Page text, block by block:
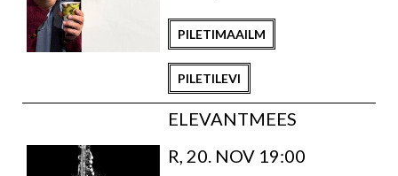
PILETIMAAILM
PILETILEVI
ELEVANTMEES
R, 20. NOV 19:00